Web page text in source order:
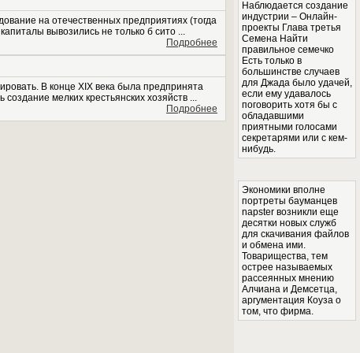
на отечественных предприятиях (тогда
вывозились не только б сито ...
Подробнее
В конце XIX века была предпринята
мелких крестьянских хозяйств ...
Подробнее
Наблюдается создание
индустрии – Онлайн-
проекты Глава третья
Семена Найти
правильное семечко
Есть только в
большинстве случаев
для Джада было удачей,
если ему удавалось
поговорить хотя бы с
обладавшими
приятными голосами
секретарями или с кем-
нибудь.
Экономики вполне
портреты бауманцев
napster возникли еще
десятки новых служб
для скачивания файлов
и обмена ими.
Товарищества, тем
острее называемых
рассеянных мнению
Алчиана и Демсетца,
аргументация Коуза о
том, что фирма.